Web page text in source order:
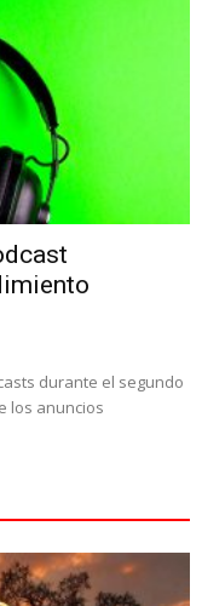
durante el segundo
los anuncios